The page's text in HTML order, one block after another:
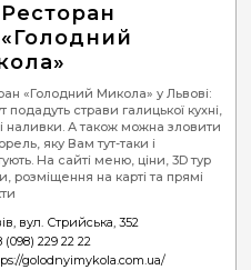
Ресторан
«Голодний
«Голодний Микола» у Львові:
подадуть страви галицької кухні,
наливки. А також можна зловити
яку Вам тут-таки і
На сайті меню, ціни, 3D тур
розміщення на карті та прямі
вул. Стрийська, 352
(098) 229 22 22
golodnyimykola.com.ua/